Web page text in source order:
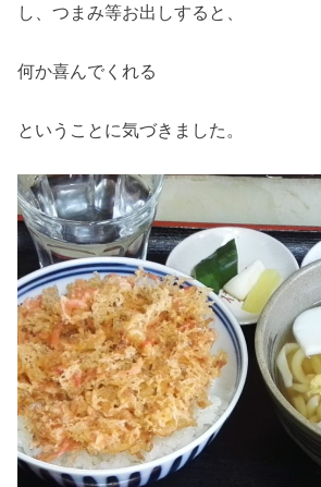
し、つまみ等お出しすると、
何か喜んでくれる
ということに気づきました。